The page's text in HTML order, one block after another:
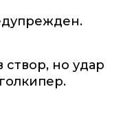
створ, но удар